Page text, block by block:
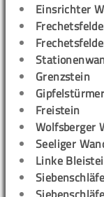
Einsrichter
Grenzstein
Freistein
Wolfsberger
Seeliger
Linke